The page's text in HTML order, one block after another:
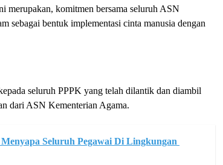
merupakan, komitmen bersama seluruh ASN
sebagai bentuk implementasi cinta manusia dengan
seluruh PPPK yang telah dilantik dan diambil
dari ASN Kementerian Agama.
Seluruh Pegawai Di Lingkungan